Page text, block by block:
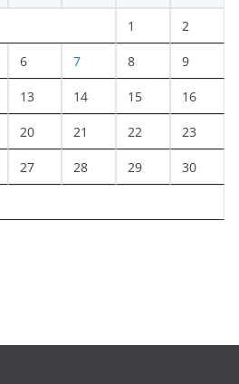
1 2
6 7 8 9
13 14 15 16
20 21 22 23
27 28 29 30